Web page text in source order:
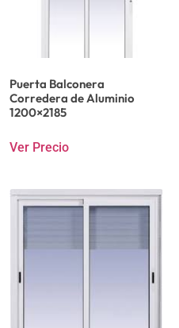
Puerta Balconera
Corredera de Aluminio
1200×2185
Ver Precio